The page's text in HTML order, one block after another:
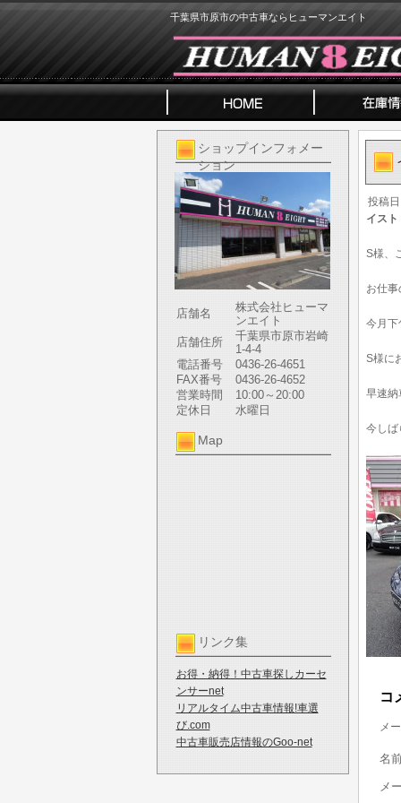
千葉県市原市の中古車ならヒューマンエイト
ショップインフォメー
ション
店舗名
株式会社ヒューマ
ンエイト
店舗住所
千葉県市原市岩崎
1-4-4
電話番号
0436-26-4651
FAX番号
0436-26-4652
営業時間
10:00～20:00
定休日
水曜日
Map
リンク集
お得・納得！中古車探しカーセ
ンサーnet
リアルタイム中古車情報!車選
び.com
中古車販売店情報のGoo-net
投稿日
イス
S様、
お仕
今月下
S様に
早速納
今しば
コ
メ
名
メ